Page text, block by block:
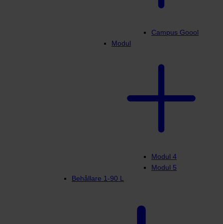
Campus Goool
Modul
Modul 4
Modul 5
Behållare 1-90 L